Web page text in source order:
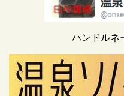
ハンドルネ